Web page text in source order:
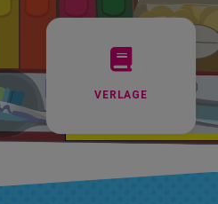
VERLAGE